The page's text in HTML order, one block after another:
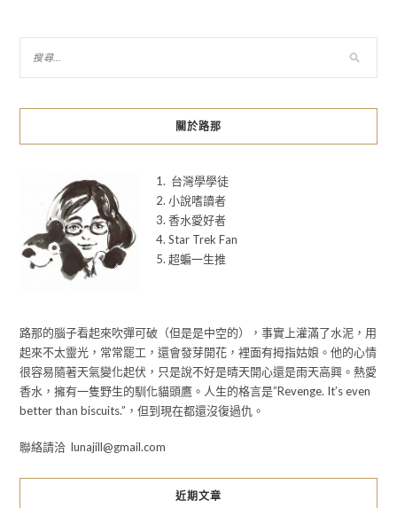
關於路那
1. 台灣學學徒
2. 小說嗜讀者
3. 香水愛好者
4. Star Trek Fan
5. 超蝙一生推
路那的腦子看起來吹彈可破（但是是中空的），事實上灌滿了水泥，用
起來不太靈光，常常罷工，還會發芽開花，裡面有拇指姑娘。他的心情
很容易隨著天氣變化起伏，只是說不好是晴天開心還是雨天高興。熱愛
香水，擁有一隻野生的馴化貓頭鷹。人生的格言是”Revenge. It’s even
better than biscuits.”，但到現在都還沒復過仇。
聯絡請洽 lunajill@gmail.com
近期文章